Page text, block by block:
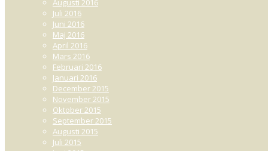
Augusti 2016
Juli 2016
Juni 2016
Maj 2016
April 2016
Mars 2016
Februari 2016
Januari 2016
December 2015
November 2015
Oktober 2015
September 2015
Augusti 2015
Juli 2015